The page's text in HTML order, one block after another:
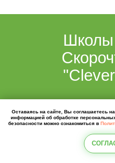
Оставаясь на сайте, Вы соглашаетесь
информацией об обработке
безопасности можно ознакомиться в